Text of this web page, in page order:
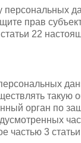
прав
22
такую
орган по
частью 3